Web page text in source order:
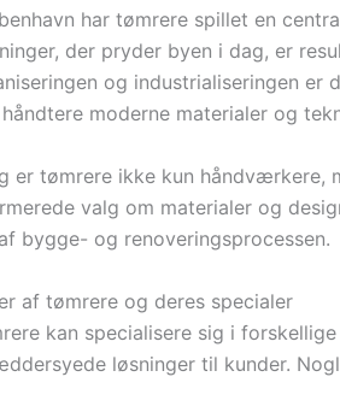
har tømrere spillet en
der pryder byen i dag, er
og industrialiseringen
moderne materialer og
er tømrere ikke kun
valg om materialer og
bygge- og renoveringsprocessen.
af tømrere og deres specialer
kan specialisere sig i
løsninger til kunder.